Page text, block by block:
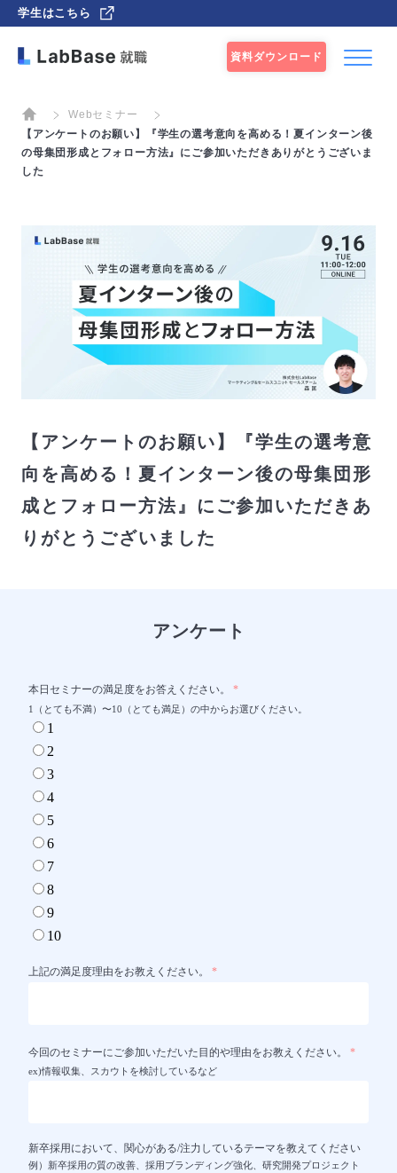
学生はこちら
資料ダウンロード
Webセミナー
【アンケートのお願い】『学生の選考意向を高める！夏インターン後
の母集団形成とフォロー方法』にご参加いただきありがとうございま
した
【アンケートのお願い】『学生の選考意
向を高める！夏インターン後の母集団形
成とフォロー方法』にご参加いただきあ
りがとうございました
アンケート